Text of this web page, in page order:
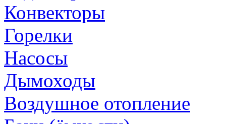
Конвекторы
Горелки
Насосы
Дымоходы
Воздушное отопление